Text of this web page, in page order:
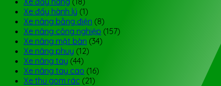
Xe đẩy hành lý (1)
Xe nâng bằng điện (8)
Xe nâng công nghiệp (157)
Xe nâng mặt bàn (34)
Xe nâng phuy (12)
Xe nâng tay (44)
Xe nâng tay cao (16)
Xe thu gom rác (21)